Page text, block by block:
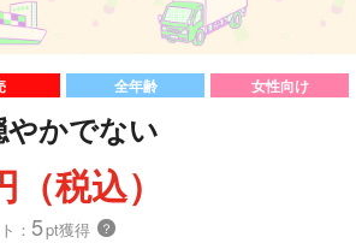
全年齢 女性向け
やかでない
税込）
： 5pt獲得 ？